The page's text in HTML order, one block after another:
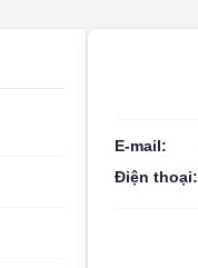
E-mail:
Điện thoại: